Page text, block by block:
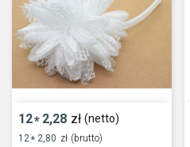
12* 2,28 zł (netto)
12 * 2,80 zł (brutto)